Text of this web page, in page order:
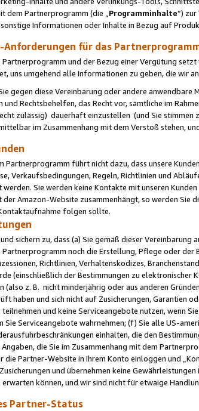
dem Partnerprogramm (die „ Programminhalte“)
Informationen oder Inhalte in Bezug auf
Anforderungen für das
Partnerprogramm und der Bezug einer Vergütung
uns umgehend alle Informationen zu geben, die wir
gegen diese Vereinbarung oder andere
und Rechtsbehelfen, das Recht vor, sämtliche im
zulässig) dauerhaft einzustellen (und Sie stimmen
im Zusammenhang mit dem Verstoß stehen,
Partnerprogramm führt nicht dazu, dass unsere
Verkaufsbedingungen, Regeln, Richtlinien und
Sie werden keine Kontakte mit unseren
Amazon-Website zusammenhängt, so werden Sie
folgen sollte.
sichern zu, dass (a) Sie gemäß dieser
Partnerprogramm noch die Erstellung, Pflege oder
Richtlinien, Verhaltenskodizes,
(einschließlich der Bestimmungen zu elektronischer
(also z. B. nicht minderjährig oder aus anderen
haben und sich nicht auf Zusicherungen, Garantien
und keine Serviceangebote nutzen, wenn
Sie Serviceangebote wahrnehmen; (f) Sie alle US-
einhalten, die den
die Sie im Zusammenhang mit dem
die Partner-Website in Ihrem Konto einloggen und
und übernehmen keine
können, und wir sind nicht für etwaige
Partner-Status